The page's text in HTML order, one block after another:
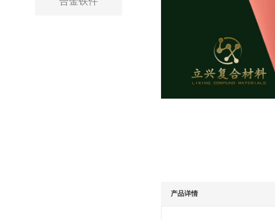
产品详情